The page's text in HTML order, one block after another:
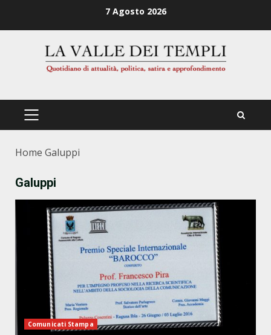
7 Agosto 2026
PRIMÄRES
Home Galuppi
Galuppi
Comunicati Stampa